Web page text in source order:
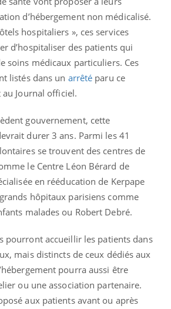
d’hébergement non médicalisé.
hospitaliers », ces services
d’hospitaliser des patients qui
soins médicaux particuliers. Ces
listés dans un arrêté paru ce
Journal officiel.
gouvernement, cette
durer 3 ans. Parmi les 41
se trouvent des centres de
le Centre Léon Bérard de
en rééducation de Kerpape
hôpitaux parisiens comme
malades ou Robert Debré.
pourront accueillir les patients dans
mais distincts de ceux dédiés aux
pourra aussi être
ou une association partenaire.
aux patients avant ou après